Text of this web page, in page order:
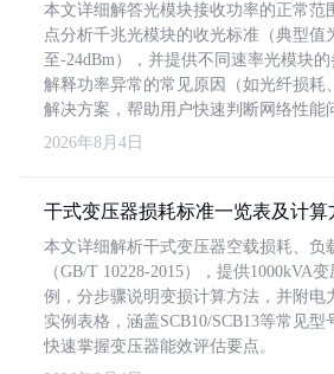
本文详细解答光模块接收功率的正常范
点分析千兆光模块的收光标准（典型值
至-24dBm），并提供不同速率光模块
解释功率异常的常见原因（如光纤损耗
解决方案，帮助用户快速判断网络性能
2026年8月4日
干式变压器损耗标准一览表及计算
本文详细解析干式变压器空载损耗、负
（GB/T 10228-2015），提供1000kVA
例，分步骤说明变损计算方法，并附电
实例表格，涵盖SCB10/SCB13等常见
快速掌握变压器能效评估要点。